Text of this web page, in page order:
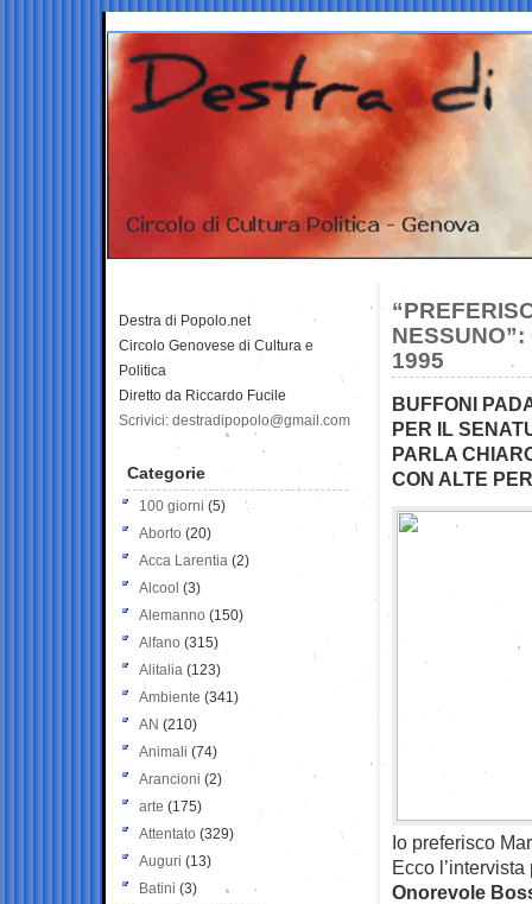
NESSUNO”:
1995
BUFFONI
PER IL
PARLA
CON ALTE
Io preferisco
Ecco
Onorevole
Destra di Popolo.net
Circolo Genovese di Cultura e
Politica
Diretto da Riccardo Fucile
Scrivici: destradipopolo@gmail.com
Categorie
100 giorni (5)
Aborto (20)
Acca Larentia (2)
Alcool (3)
Alemanno (150)
Alfano (315)
Alitalia (123)
Ambiente (341)
AN (210)
Animali (74)
Arancioni (2)
arte (175)
Attentato (329)
Auguri (13)
Batini (3)